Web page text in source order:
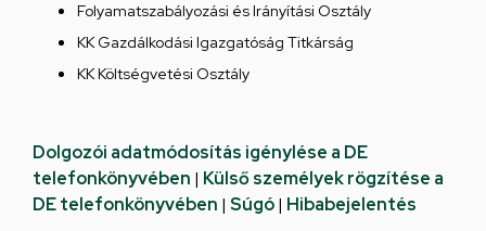
Folyamatszabályozási és Irányítási Osztály
KK Gazdálkodási Igazgatóság Titkárság
KK Költségvetési Osztály
Dolgozói adatmódosítás igénylése a DE
telefonkönyvében | Külső személyek rögzítése a
DE telefonkönyvében | Súgó| Hibabejelentés